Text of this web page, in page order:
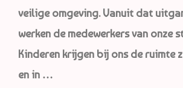
veilige omgeving. Vanuit dat
werken de medewerkers van onze
Kinderen krijgen bij ons de ruimte
en in …